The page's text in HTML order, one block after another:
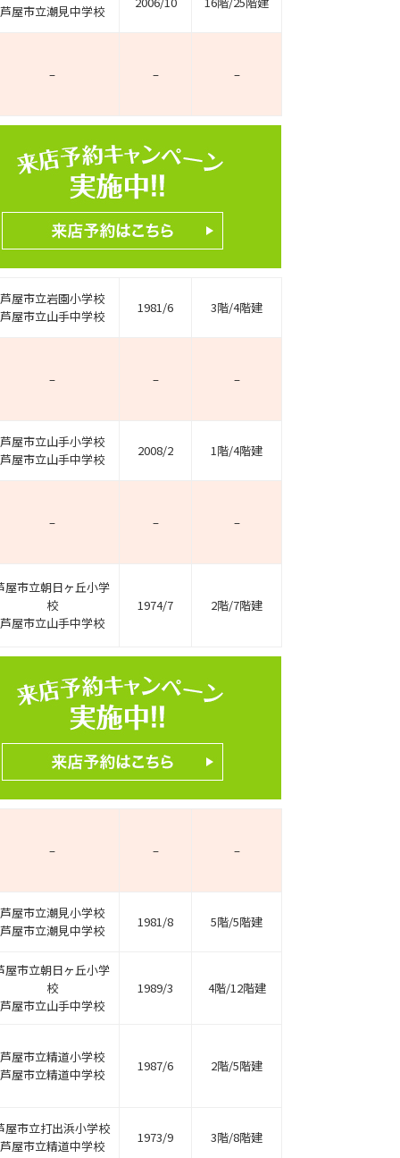
芦屋市立潮見中学校
– – –
芦屋市立岩園小学校
芦屋市立山手中学校
1981/6 3階/4階建
– – –
芦屋市立山手小学校
芦屋市立山手中学校
2008/2 1階/4階建
– – –
屋市立朝日ヶ丘小学
校
芦屋市立山手中学校
1974/7 2階/7階建
– – –
芦屋市立潮見小学校
芦屋市立潮見中学校
1981/8 5階/5階建
屋市立朝日ヶ丘小学
校
芦屋市立山手中学校
1989/3 4階/12階建
芦屋市立精道小学校
芦屋市立精道中学校
1987/6 2階/5階建
屋市立打出浜小学校
芦屋市立精道中学校
1973/9 3階/8階建